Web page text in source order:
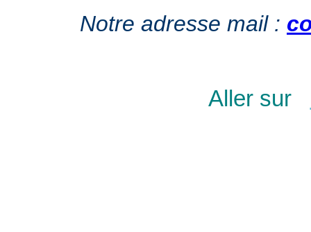
Notre adresse mail :
Aller sur